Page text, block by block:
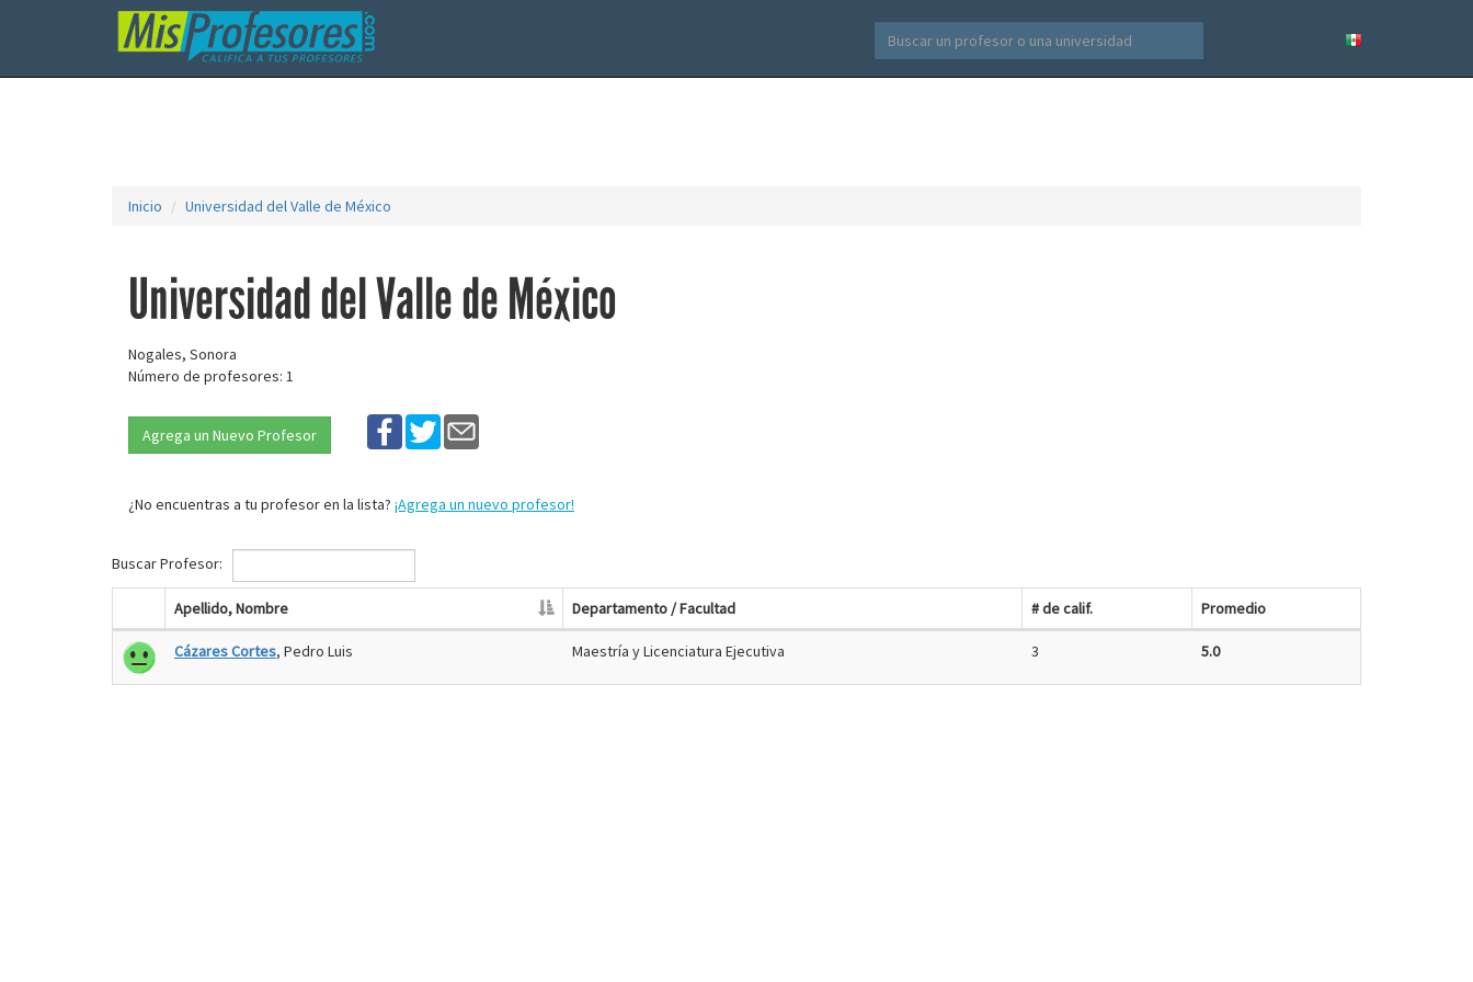
Inicio Universidad del Valle de México
Universidad del Valle de México
Nogales, Sonora
Número de profesores: 1
Agrega un Nuevo Profesor
¿No encuentras a tu profesor en la lista? ¡Agrega un nuevo profesor!
Buscar Profesor:
Apellido, Nombre Departamento / Facultad # de calif. Promedio
Cázares Cortes, Pedro Luis Maestría y Licenciatura Ejecutiva 3 5.0